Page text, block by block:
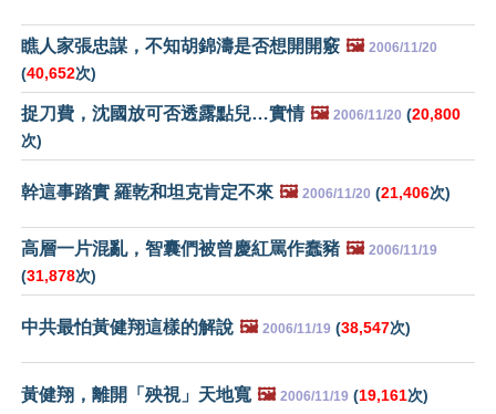
瞧人家張忠謀，不知胡錦濤是否想開開竅 🖼️ 2006/11/20
(40,652次)
捉刀費，沈國放可否透露點兒…實情 🖼️ 2006/11/20 (20,800
次)
幹這事踏實 羅乾和坦克肯定不來 🖼️ 2006/11/20 (21,406次)
高層一片混亂，智囊們被曾慶紅罵作蠢豬 🖼️ 2006/11/19
(31,878次)
中共最怕黃健翔這樣的解說 🖼️ 2006/11/19 (38,547次)
黃健翔，離開「殃視」天地寬 🖼️ 2006/11/19 (19,161次)